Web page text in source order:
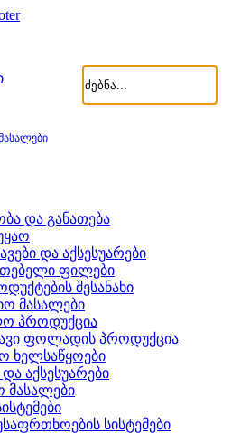
და განათება
და აქსესუარები
ფილები
შესანახი
მასალები
პროდუქცია
ფოლადის პროდუქცია
ხელსაწყოები
და აქსესუარები
მასალები
სისტემები